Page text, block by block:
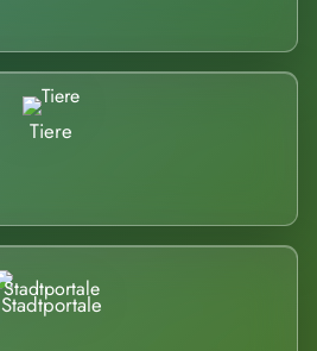
Tiere
Stadtportale